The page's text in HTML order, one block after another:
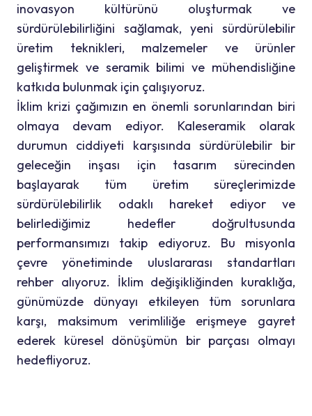
inovasyon kültürünü oluşturmak ve
sürdürülebilirliğini sağlamak, yeni sürdürülebilir
üretim teknikleri, malzemeler ve ürünler
geliştirmek ve seramik bilimi ve mühendisliğine
katkıda bulunmak için çalışıyoruz.
İklim krizi çağımızın en önemli sorunlarından biri
olmaya devam ediyor. Kaleseramik olarak
durumun ciddiyeti karşısında sürdürülebilir bir
geleceğin inşası için tasarım sürecinden
başlayarak tüm üretim süreçlerimizde
sürdürülebilirlik odaklı hareket ediyor ve
belirlediğimiz hedefler doğrultusunda
performansımızı takip ediyoruz. Bu misyonla
çevre yönetiminde uluslararası standartları
rehber alıyoruz. İklim değişikliğinden kuraklığa,
günümüzde dünyayı etkileyen tüm sorunlara
karşı, maksimum verimliliğe erişmeye gayret
ederek küresel dönüşümün bir parçası olmayı
hedefliyoruz.